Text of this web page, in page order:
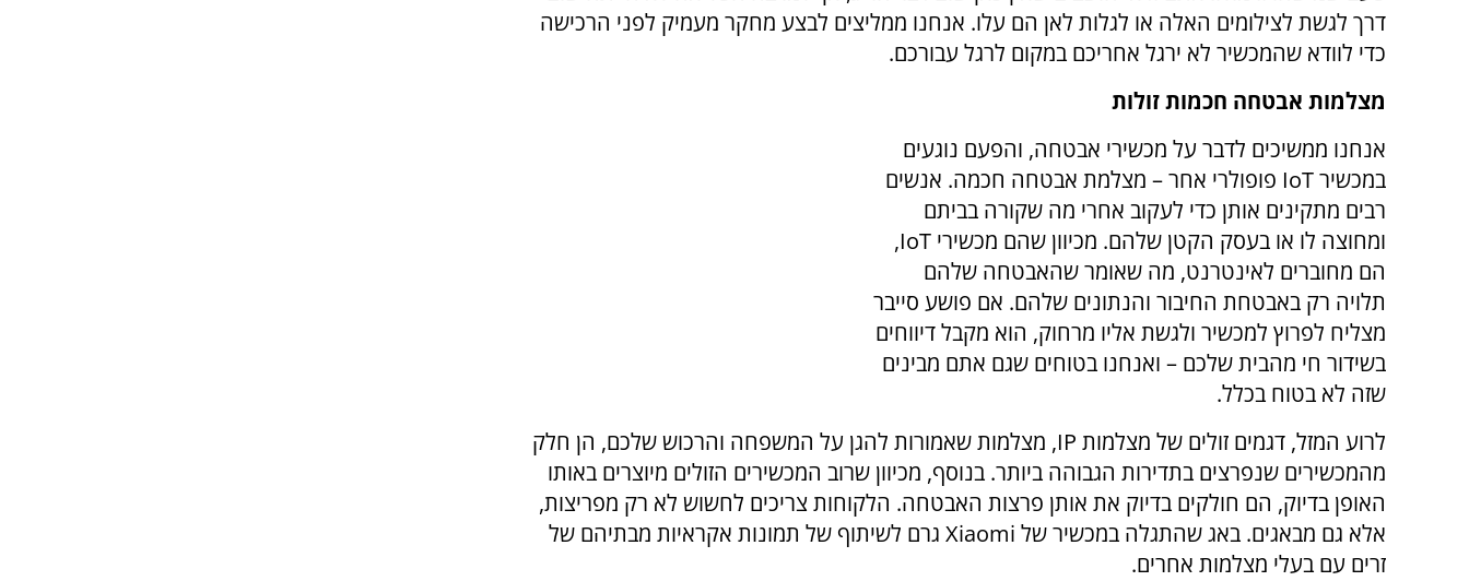
דרך לגשת לצילומים האלה או לגלות לאן הם עלו. אנחנו ממליצים לבצע מחקר מעמיק לפני הרכישה
כדי לוודא שהמכשיר לא ירגל אחריכם במקום לרגל עבורכם.
מצלמות אבטחה חכמות זולות
אנחנו ממשיכים לדבר על מכשירי אבטחה, והפעם נוגעים
במכשיר IoT פופולרי אחר – מצלמת אבטחה חכמה. אנשים
רבים מתקינים אותן כדי לעקוב אחרי מה שקורה בביתם
ומחוצה לו או בעסק הקטן שלהם. מכיוון שהם מכשירי IoT,
הם מחוברים לאינטרנט, מה שאומר שהאבטחה שלהם
תלויה רק באבטחת החיבור והנתונים שלהם. אם פושע סייבר
מצליח לפרוץ למכשיר ולגשת אליו מרחוק, הוא מקבל דיווחים
בשידור חי מהבית שלכם – ואנחנו בטוחים שגם אתם מבינים
שזה לא בטוח בכלל.
לרוע המזל, דגמים זולים של מצלמות IP, מצלמות שאמורות להגן על המשפחה והרכוש שלכם, הן חלק
מהמכשירים שנפרצים בתדירות הגבוהה ביותר. בנוסף, מכיוון שרוב המכשירים הזולים מיוצרים באותו
האופן בדיוק, הם חולקים בדיוק את אותן פרצות האבטחה. הלקוחות צריכים לחשוש לא רק מפריצות,
אלא גם מבאגים. באג שהתגלה במכשיר של Xiaomi גרם לשיתוף של תמונות אקראיות מבתיהם של
זרים עם בעלי מצלמות אחרים.